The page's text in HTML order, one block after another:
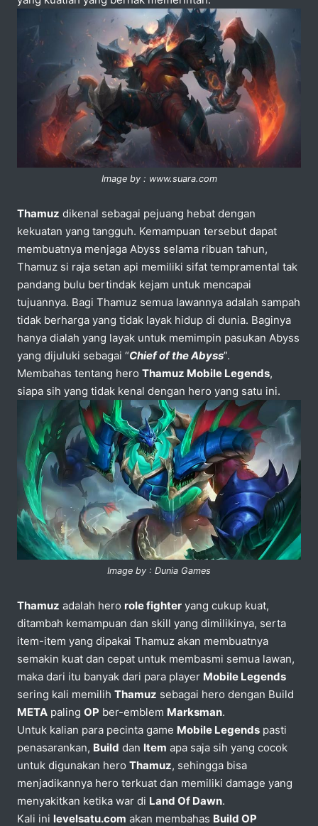
Image by : www.suara.com
Thamuz dikenal sebagai pejuang hebat dengan
kekuatan yang tangguh. Kemampuan tersebut dapat
membuatnya menjaga Abyss selama ribuan tahun,
Thamuz si raja setan api memiliki sifat tempramental tak
pandang bulu bertindak kejam untuk mencapai
tujuannya. Bagi Thamuz semua lawannya adalah sampah
tidak berharga yang tidak layak hidup di dunia. Baginya
hanya dialah yang layak untuk memimpin pasukan Abyss
yang dijuluki sebagai “Chief of the Abyss”.
Membahas tentang hero Thamuz Mobile Legends,
siapa sih yang tidak kenal dengan hero yang satu ini.
Image by : Dunia Games
Thamuz adalah hero role fighter yang cukup kuat,
ditambah kemampuan dan skill yang dimilikinya, serta
item-item yang dipakai Thamuz akan membuatnya
semakin kuat dan cepat untuk membasmi semua lawan,
maka dari itu banyak dari para player Mobile Legends
sering kali memilih Thamuz sebagai hero dengan Build
META paling OP ber-emblem Marksman.
Untuk kalian para pecinta game Mobile Legends pasti
penasarankan, Build dan Item apa saja sih yang cocok
untuk digunakan hero Thamuz, sehingga bisa
menjadikannya hero terkuat dan memiliki damage yang
menyakitkan ketika war di Land Of Dawn.
Kali ini levelsatu.com akan membahas Build OP